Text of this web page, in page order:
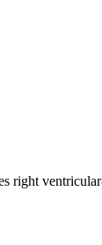
right